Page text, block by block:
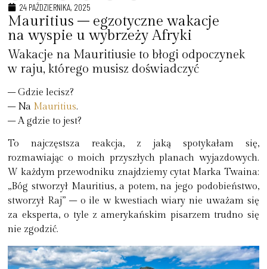
24 PAŹDZIERNIKA, 2025
Mauritius – egzotyczne wakacje
na wyspie u wybrzeży Afryki
Wakacje na Mauritiusie to błogi odpoczynek
w raju, którego musisz doświadczyć
– Gdzie lecisz?
– Na Mauritius.
– A gdzie to jest?
To najczęstsza reakcja, z jaką spotykałam się,
rozmawiając o moich przyszłych planach wyjazdowych.
W każdym przewodniku znajdziemy cytat Marka Twaina:
„Bóg stworzył Mauritius, a potem, na jego podobieństwo,
stworzył Raj” – o ile w kwestiach wiary nie uważam się
za eksperta, o tyle z amerykańskim pisarzem trudno się
nie zgodzić.